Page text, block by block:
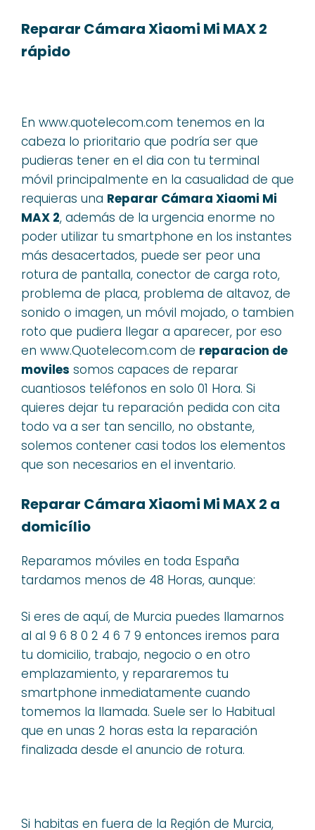
Reparar Cámara Xiaomi Mi MAX 2
rápido
En www.quotelecom.com tenemos en la
cabeza lo prioritario que podría ser que
pudieras tener en el dia con tu terminal
móvil principalmente en la casualidad de que
requieras una Reparar Cámara Xiaomi Mi
MAX 2, además de la urgencia enorme no
poder utilizar tu smartphone en los instantes
más desacertados, puede ser peor una
rotura de pantalla, conector de carga roto,
problema de placa, problema de altavoz, de
sonido o imagen, un móvil mojado, o tambien
roto que pudiera llegar a aparecer, por eso
en www.Quotelecom.com de reparacion de
moviles somos capaces de reparar
cuantiosos teléfonos en solo 01 Hora. Si
quieres dejar tu reparación pedida con cita
todo va a ser tan sencillo, no obstante,
solemos contener casi todos los elementos
que son necesarios en el inventario.
Reparar Cámara Xiaomi Mi MAX 2 a
domicílio
Reparamos móviles en toda España
tardamos menos de 48 Horas, aunque:
Si eres de aquí, de Murcia puedes llamarnos
al al 9 6 8 0 2 4 6 7 9 entonces iremos para
tu domicilio, trabajo, negocio o en otro
emplazamiento, y repararemos tu
smartphone inmediatamente cuando
tomemos la llamada. Suele ser lo Habitual
que en unas 2 horas esta la reparación
finalizada desde el anuncio de rotura.
Si habitas en fuera de la Región de Murcia,